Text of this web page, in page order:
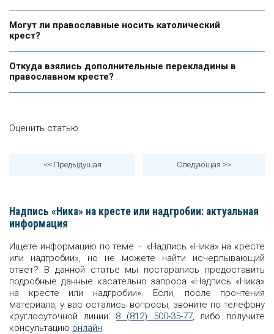
Могут ли православные носить католический
крест?
Откуда взялись дополнительные перекладины в
православном кресте?
Оценить статью
<< Предыдущая Следующая >>
Надпись «Ника» на кресте или надгробии: актуальная
информация
Ищете информацию по теме – «Надпись «Ника» на кресте
или надгробии», но не можете найти исчерпывающий
ответ? В данной статье мы постарались предоставить
подробные данные касательно запроса «Надпись «Ника»
на кресте или надгробии». Если, после прочтения
материала, у вас остались вопросы, звоните по телефону
круглосуточной линии: 8 (812) 500-35-77, либо получите
консультацию онлайн.